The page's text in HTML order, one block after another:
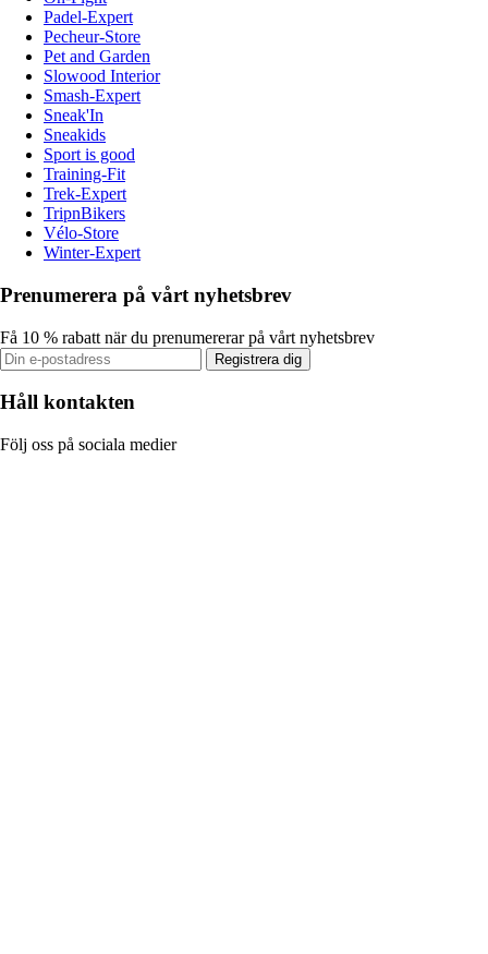
Padel-Expert
Pecheur-Store
Pet and Garden
Slowood Interior
Smash-Expert
Sneak'In
Sneakids
Sport is good
Training-Fit
Trek-Expert
TripnBikers
Vélo-Store
Winter-Expert
Prenumerera på vårt nyhetsbrev
Få 10 % rabatt när du prenumererar på vårt nyhetsbrev
Registrera dig
Håll kontakten
Följ oss på sociala medier